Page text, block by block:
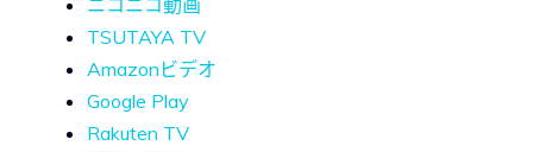
ニコニコ動画
TSUTAYA TV
Amazonビデオ
Google Play
Rakuten TV